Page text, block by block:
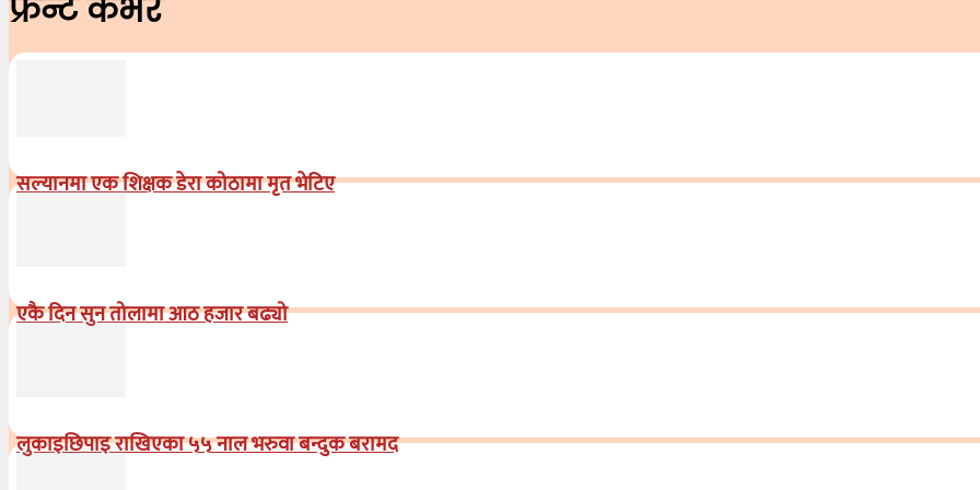
फ्रन्ट कभर
सल्यानमा एक शिक्षक डेरा कोठामा मृत भेटिए
एकै दिन सुन तोलामा आठ हजार बढ्यो
लुकाइछिपाइ राखिएका ५५ नाल भरुवा बन्दुक बरामद